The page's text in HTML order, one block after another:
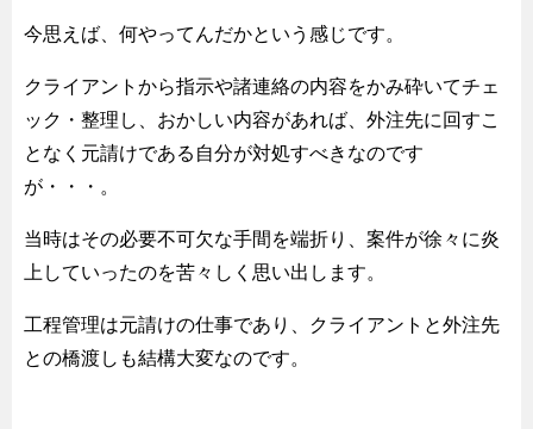
今思えば、何やってんだかという感じです。
クライアントから指示や諸連絡の内容をかみ砕いてチェ
ック・整理し、おかしい内容があれば、外注先に回すこ
となく元請けである自分が対処すべきなのです
が・・・。
当時はその必要不可欠な手間を端折り、案件が徐々に炎
上していったのを苦々しく思い出します。
工程管理は元請けの仕事であり、クライアントと外注先
との橋渡しも結構大変なのです。